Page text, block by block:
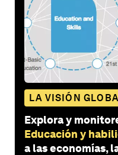
LA VISIÓN
Explora y
Educación y
a las economías,